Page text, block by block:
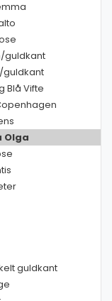
guldkant
guldkant
Blå Vifte
Olga
guldkant